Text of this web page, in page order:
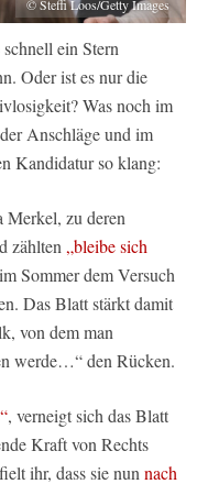
© Steffi Loos/Getty Images
ein Stern
Oder ist es nur die
Was noch im
Anschläge und im
Kandidatur so klang:
zu deren
zählten„bleibe sich
Sommer dem Versuch
Das Blatt stärkt damit
von dem man
werde…“ den Rücken.
, verneigt sich das Blatt
Kraft von Rechts
ihr, dass sie nunnach